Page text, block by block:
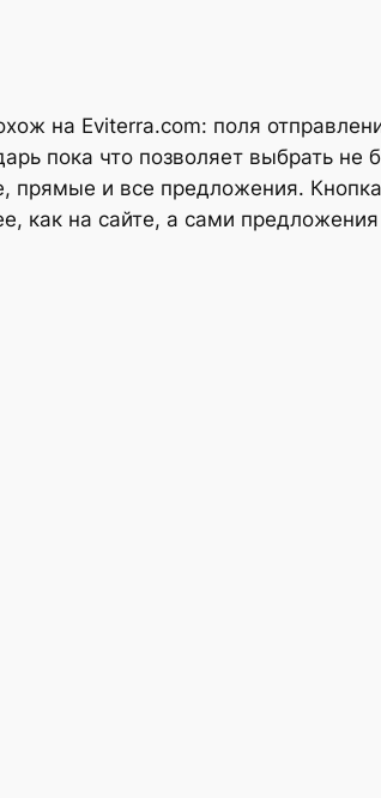
на Eviterra.com: поля
пока что позволяет выбрать не
и все предложения.
как на сайте, а сами